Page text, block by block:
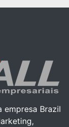
empresa Brazil